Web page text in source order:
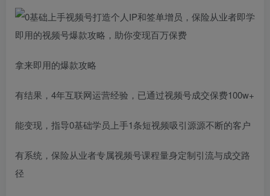
拿来即用的爆款攻略
有结果，4年互联网运营经验，已通过视频号成交保费100w+
能变现，指导0基础学员上手1条短视频吸引源源不断的客户
有系统，保险从业者专属视频号课程量身定制引流与成交路
径